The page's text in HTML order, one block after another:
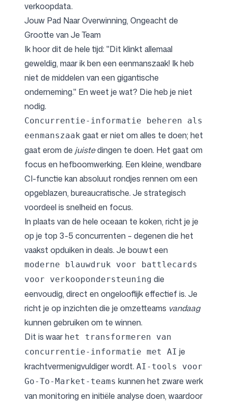
verkoopdata.
Jouw Pad Naar Overwinning, Ongeacht de
Grootte van Je Team
Ik hoor dit de hele tijd: "Dit klinkt allemaal
geweldig, maar ik ben een eenmanszaak! Ik heb
niet de middelen van een gigantische
onderneming." En weet je wat? Die heb je niet
nodig.
Concurrentie-informatie beheren als
eenmanszaak gaat er niet om alles te doen; het
gaat erom de juistedingen te doen. Het gaat om
focus en hefboomwerking. Een kleine, wendbare
CI-functie kan absoluut rondjes rennen om een
opgeblazen, bureaucratische. Je strategisch
voordeel is snelheid en focus.
In plaats van de hele oceaan te koken, richt je je
op je top 3-5 concurrenten – degenen die het
vaakst opduiken in deals. Je bouwt een
moderne blauwdruk voor battlecards
voor verkoopondersteuning die
eenvoudig, direct en ongelooflijk effectief is. Je
richt je op inzichten die je omzetteams vandaag
kunnen gebruiken om te winnen.
Dit is waar het transformeren van
concurrentie-informatie met AI je
krachtvermenigvuldiger wordt. AI-tools voor
Go-To-Market-teams kunnen het zware werk
van monitoring en initiële analyse doen, waardoor